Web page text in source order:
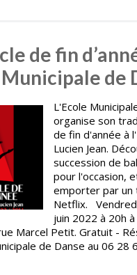
de fin
Municipale de
L'Ecole
organise son
de fin d'année à
Lucien Jean.
succession de
pour l'occasion,
emporter par un
Netflix.
juin 2022 à 20h
Marcel Petit. Gratuit -
de Danse au 06 28